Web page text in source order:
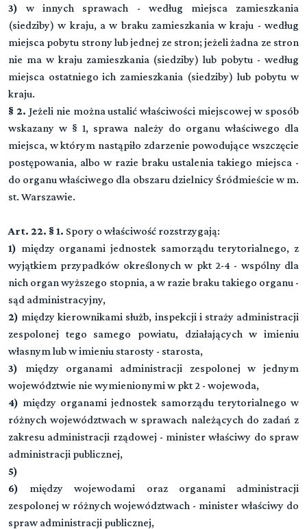
3) w innych sprawach - według miejsca zamieszkania
(siedziby) w kraju, a w braku zamieszkania w kraju - według
miejsca pobytu strony lub jednej ze stron; jeżeli żadna ze stron
nie ma w kraju zamieszkania (siedziby) lub pobytu - według
miejsca ostatniego ich zamieszkania (siedziby) lub pobytu w
kraju.
§ 2. Jeżeli nie można ustalić właściwości miejscowej w sposób
wskazany w § 1, sprawa należy do organu właściwego dla
miejsca, w którym nastąpiło zdarzenie powodujące wszczęcie
postępowania, albo w razie braku ustalenia takiego miejsca -
do organu właściwego dla obszaru dzielnicy Śródmieście w m.
st. Warszawie.
Art. 22. § 1. Spory o właściwość rozstrzygają:
1) między organami jednostek samorządu terytorialnego, z
wyjątkiem przypadków określonych w pkt 2-4 - wspólny dla
nich organ wyższego stopnia, a w razie braku takiego organu -
sąd administracyjny,
2) między kierownikami służb, inspekcji i straży administracji
zespolonej tego samego powiatu, działających w imieniu
własnym lub w imieniu starosty - starosta,
3) między organami administracji zespolonej w jednym
województwie nie wymienionymi w pkt 2 - wojewoda,
4) między organami jednostek samorządu terytorialnego w
różnych województwach w sprawach należących do zadań z
zakresu administracji rządowej - minister właściwy do spraw
administracji publicznej,
5)
6) między wojewodami oraz organami administracji
zespolonej w różnych województwach - minister właściwy do
spraw administracji publicznej,